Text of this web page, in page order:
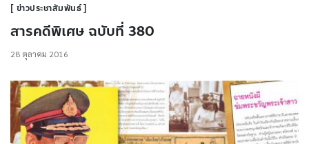
ข่าวประชาสัมพันธ์
สารคดีพิเศษ ฉบับที่ 380
28 ตุลาคม 2016